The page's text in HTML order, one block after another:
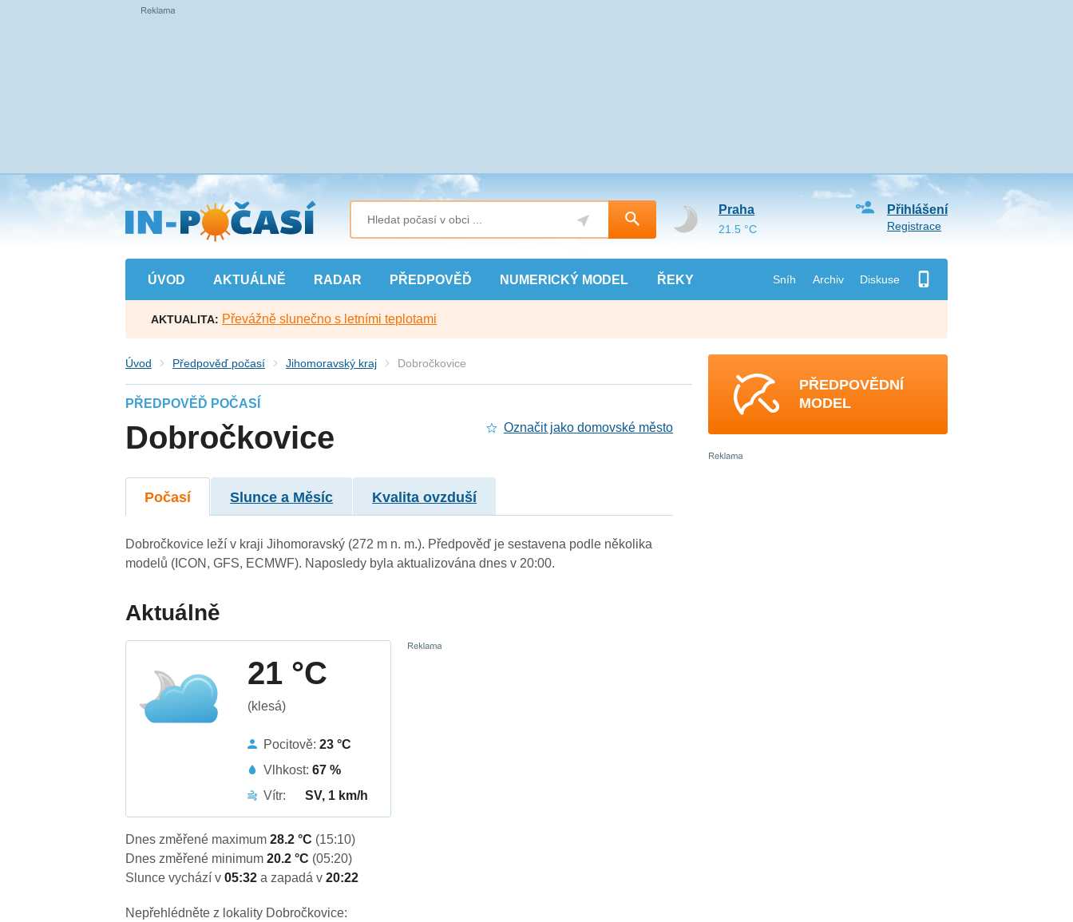
Přejít
na
hlavní
obsah
ÚVOD AKTUÁLNĚ RADAR PŘEDPOVĚĎ NUMERICKÝ MODEL ŘEKY Sníh Archiv Diskuse
Přihlášení
Registrace
Praha
21.5 °C
AKTUALITA: Převážně slunečno s letními teplotami
Úvod Předpověď počasí Jihomoravský kraj Dobročkovice
PŘEDPOVĚĎ POČASÍ
Dobročkovice Označit jako domovské město
Počasí Slunce a Měsíc Kvalita ovzduší
Dobročkovice leží v kraji Jihomoravský (272 m n. m.). Předpověď je sestavena podle několika
modelů (ICON, GFS, ECMWF). Naposledy byla aktualizována dnes v 20:00.
Aktuálně
21 °C
(klesá)
Pocitově:23 °C
Vlhkost:67 %
Vítr:
SV, 1 km/h
Dnes změřené maximum28.2 °C (15:10)
Dnes změřené minimum20.2 °C (05:20)
Slunce vychází v05:32a zapadá v20:22
Nepřehlédněte z lokality Dobročkovice:
PŘEDPOVĚDNÍ
MODEL